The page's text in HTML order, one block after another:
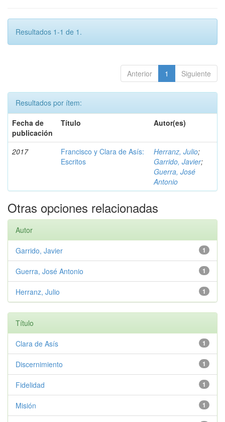
Resultados 1-1 de 1.
Anterior 1 Siguiente
Resultados por ítem:
Fecha de
publicación
Título Autor(es)
2017
Francisco y Clara de Asís:
Escritos
Herranz, Julio;
Garrido, Javier;
Guerra, José
Antonio
Otras opciones relacionadas
Autor
1
Garrido, Javier
1
Guerra, José Antonio
1
Herranz, Julio
Título
1
Clara de Asís
1
Discernimiento
1
Fidelidad
1
Misión